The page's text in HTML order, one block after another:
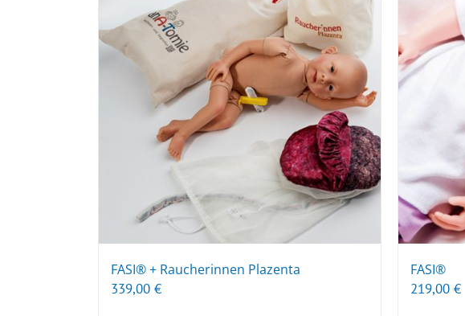
FASI® + Raucherinnen Plazenta
339,00 €
FASI®
219,00€